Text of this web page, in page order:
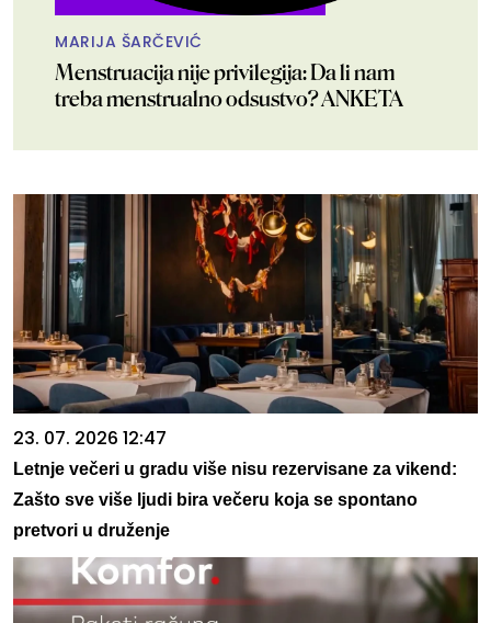
MARIJA ŠARČEVIĆ
Menstruacija nije privilegija: Da li nam
treba menstrualno odsustvo? ANKETA
23. 07. 2026 12:47
Letnje večeri u gradu više nisu rezervisane za vikend:
Zašto sve više ljudi bira večeru koja se spontano
pretvori u druženje